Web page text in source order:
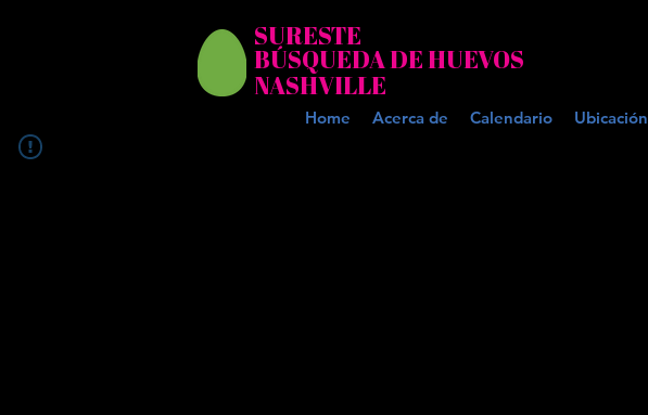
SURESTE
BÚSQUEDA DE HUEVOS
NASHVILLE
Home Acerca de Calendario Ubicación